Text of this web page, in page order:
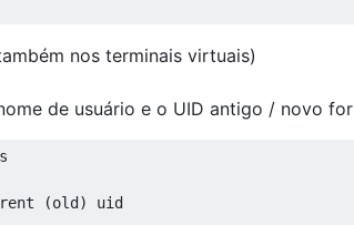
nos terminais virtuais)
de usuário e o UID antigo / novo
(old) uid